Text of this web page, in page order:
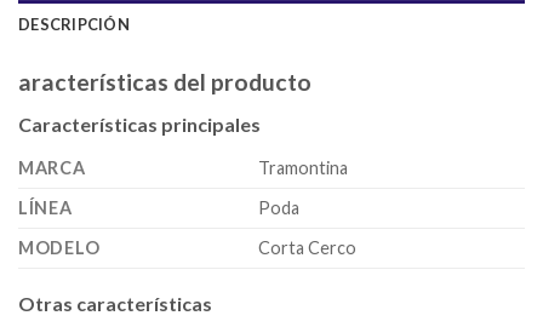
DESCRIPCIÓN
aracterísticas del producto
Características principales
MARCA
Tramontina
LÍNEA
Poda
MODELO
Corta Cerco
Otras características